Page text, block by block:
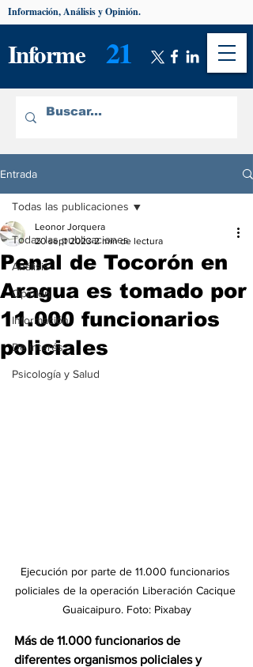
Informe 21
Información, Análisis y Opinión.
Entrada
Todas las publicaciones
Análisis
Opinión
Información
De interés
Psicología y Salud
Todas las publicaciones
Penal de Tocorón en
Aragua es tomado por
11.000 funcionarios
policiales
Leonor Jorquera
20 sept 2023 2 min de lectura
Ejecución por parte de 11.000 funcionarios
policiales de la operación Liberación Cacique
Guaicaipuro. Foto: Pixabay
Más de 11.000 funcionarios de
diferentes organismos policiales y